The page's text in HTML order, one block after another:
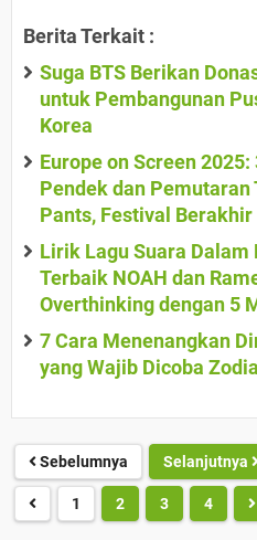
Berita Terkait :
Suga BTS Berikan
untuk Pembangunan
Korea
Europe on Screen
Pendek dan Pemutaran
Pants, Festival
Lirik Lagu Suara Dalam
Terbaik NOAH dan
Overthinking dengan 5
7 Cara Menenangkan
yang Wajib Dicoba
Sebelumnya Selanjutnya
1 2 3 4